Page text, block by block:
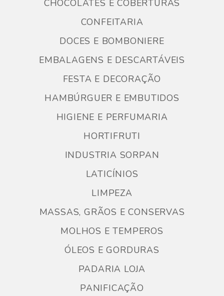
CHOCOLATES E COBERTURAS
CONFEITARIA
DOCES E BOMBONIERE
EMBALAGENS E DESCARTÁVEIS
FESTA E DECORAÇÃO
HAMBÚRGUER E EMBUTIDOS
HIGIENE E PERFUMARIA
HORTIFRUTI
INDUSTRIA SORPAN
LATICÍNIOS
LIMPEZA
MASSAS, GRÃOS E CONSERVAS
MOLHOS E TEMPEROS
ÓLEOS E GORDURAS
PADARIA LOJA
PANIFICAÇÃO